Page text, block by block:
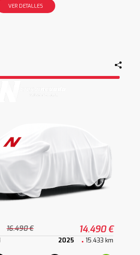
VER DETALLES
16.490 € 14.490 €
2025 15.433 km